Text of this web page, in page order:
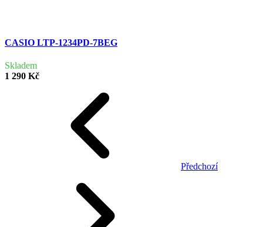
CASIO LTP-1234PD-7BEG
Skladem
1 290 Kč
Předchozí